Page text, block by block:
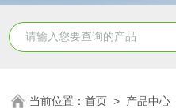
当前位置：首页 > 产品中心